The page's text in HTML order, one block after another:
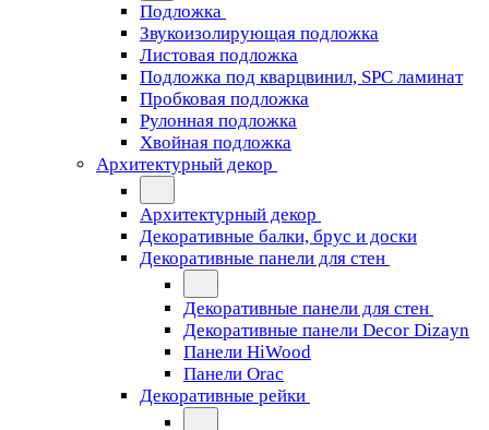
Подложка
Звукоизолирующая подложка
Листовая подложка
Подложка под кварцвинил, SPC ламинат
Пробковая подложка
Рулонная подложка
Хвойная подложка
Архитектурный декор
Архитектурный декор
Декоративные балки, брус и доски
Декоративные панели для стен
Декоративные панели для стен
Декоративные панели Decor Dizayn
Панели HiWood
Панели Orac
Декоративные рейки